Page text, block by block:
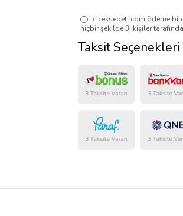
ciceksepeti.com ödeme
hiçbir şekilde 3. kişiler
Taksit Seçenekleri